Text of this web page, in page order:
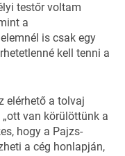
testőr voltam
a
is csak egy
kell tenni a
elérhető a tolvaj
van körülöttünk a
hogy a Pajzs-
a cég honlapján,